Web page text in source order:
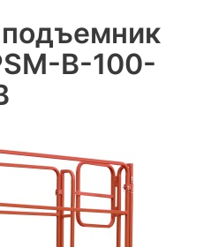
B-100-